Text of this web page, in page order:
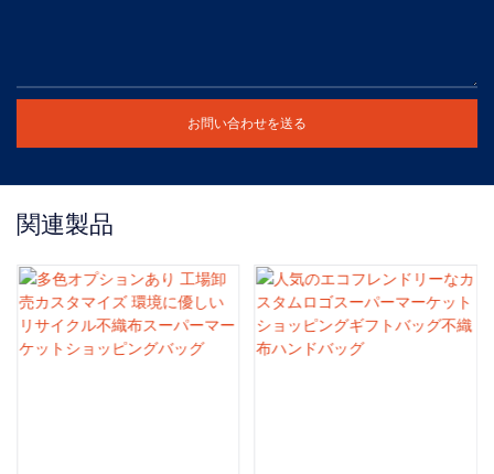
お問い合わせを送る
関連製品